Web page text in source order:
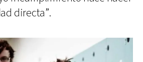
directa”.